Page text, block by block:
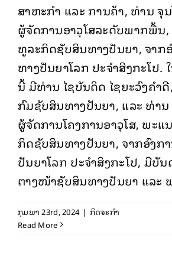
ສາຫະກໍາ ແລະ ການຄ້າ, ທ່ານ ຈຸນ
ຜູ້ຈັດການອາວຸໂສລະດັບພາກພື້ນ
ທູລະກິດຊັບສິນທາງປັນຍາ, ຈາກ
ທາງປັນຍາໂລກ ປະຈໍາສິງກະໂປ.
ນີ້ ມີທ່ານ ໄຊບັນດິດ ໄຊຍະວົງຄໍາ
ກົມຊັບສິນທາງປັນຍາ, ແລະ ທ່ານ
ຜູ້ຈັດການໂຄງການອາວຸໂສ, ພະແ
ກິດຊັບສິນທາງປັນຍາ, ຈາກອົງກ
ປັນຍາໂລກ ປະຈໍາສິງກະໂປ, ມີບັ
ຕາງໜ້າຊັບສິນທາງປັນຍາ ແລະ
ກຸມພາ 23rd, 2024 | ກິດຈະກຳ
Read More